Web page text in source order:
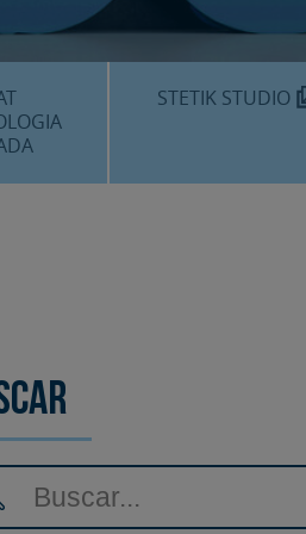
TEKNON
SOM?
STETIK STUDIO